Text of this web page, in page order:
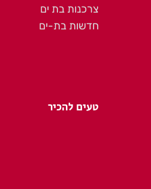
צרכנות בת ים
חדשות בת-ים
טעים להכיר